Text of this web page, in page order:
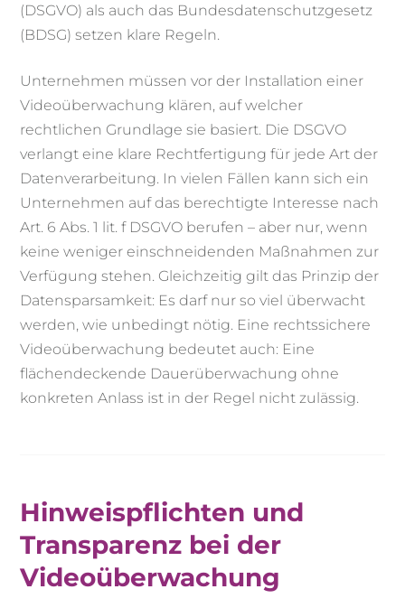
(DSGVO) als auch das Bundesdatenschutzgesetz
(BDSG) setzen klare Regeln.
Unternehmen müssen vor der Installation einer
Videoüberwachung klären, auf welcher
rechtlichen Grundlage sie basiert. Die DSGVO
verlangt eine klare Rechtfertigung für jede Art der
Datenverarbeitung. In vielen Fällen kann sich ein
Unternehmen auf das berechtigte Interesse nach
Art. 6 Abs. 1 lit. f DSGVO berufen – aber nur, wenn
keine weniger einschneidenden Maßnahmen zur
Verfügung stehen. Gleichzeitig gilt das Prinzip der
Datensparsamkeit: Es darf nur so viel überwacht
werden, wie unbedingt nötig. Eine rechtssichere
Videoüberwachung bedeutet auch: Eine
flächendeckende Dauerüberwachung ohne
konkreten Anlass ist in der Regel nicht zulässig.
Hinweispflichten und
Transparenz bei der
Videoüberwachung